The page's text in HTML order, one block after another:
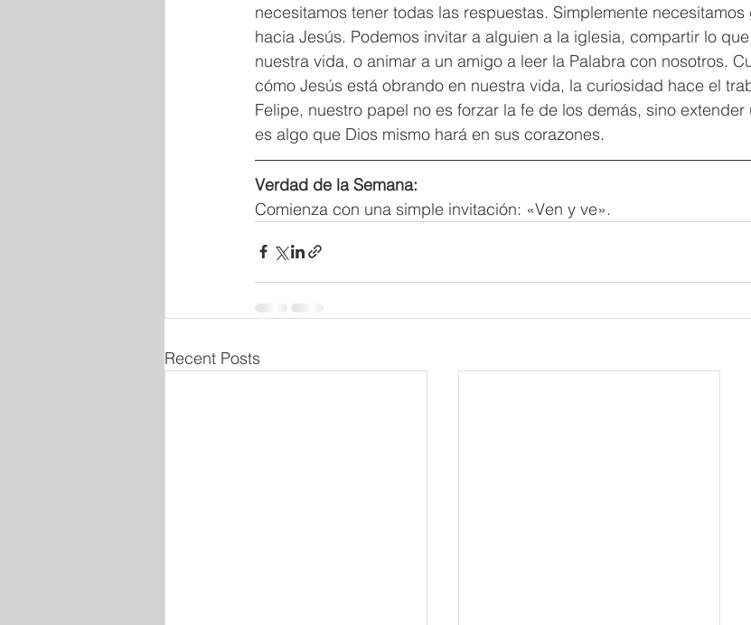
necesitamos tener todas las respuestas. Simplemente
hacia Jesús. Podemos invitar a alguien a la iglesia, compartir lo
nuestra vida, o animar a un amigo a leer la Palabra con nosotros.
cómo Jesús está obrando en nuestra vida, la curiosidad hace el
Felipe, nuestro papel no es forzar la fe de los demás, sino
es algo que Dios mismo hará en sus corazones.
Verdad de la Semana:
Comienza con una simple invitación: «Ven y ve».
Recent Posts